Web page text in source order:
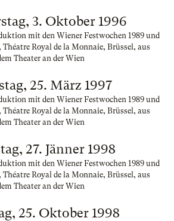
3. Oktober 1996
mit den Wiener Festwochen 1989 und
Royal de la Monnaie, Brüssel, aus
Theater an der Wien
25. März 1997
mit den Wiener Festwochen 1989 und
Royal de la Monnaie, Brüssel, aus
Theater an der Wien
27. Jänner 1998
mit den Wiener Festwochen 1989 und
Royal de la Monnaie, Brüssel, aus
Theater an der Wien
25. Oktober 1998